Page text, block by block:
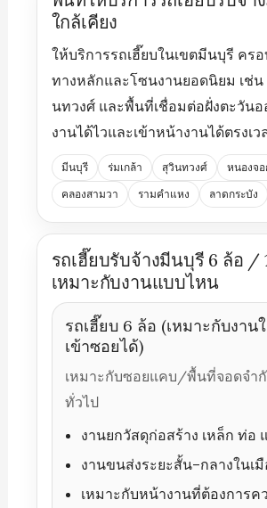
ใกล้เคียง
ให้บริการรถเฮี๊ยบในเขตมีนบุรี คร
ทางหลักและโซนงานยอดนิยม เช่น
นทวงศ์ และพื้นที่เชื่อมต่อฝั่งตะวันอ
งานได้ไวและเข้าหน้างานได้ตรงเว
มีนบุรี ร่มเกล้า สุวินทวงศ์
หนองจอ
คลองสามวา
รามคำแหง ลาดกระบัง
รถเฮี๊ยบรับจ้างมีนบุรี 6 ล้อ /
เหมาะกับงานแบบไหน
รถเฮี๊ยบ 6 ล้อ (เหมาะกับงาน
เข้าซอยได้)
เหมาะกับซอยแคบ/พื้นที่จอดจำ
ทั่วไป
งานยกวัสดุก่อสร้าง เหล็ก ท่อ
งานขนส่งระยะสั้น–กลางในเมื
เหมาะกับหน้างานที่ต้องการค